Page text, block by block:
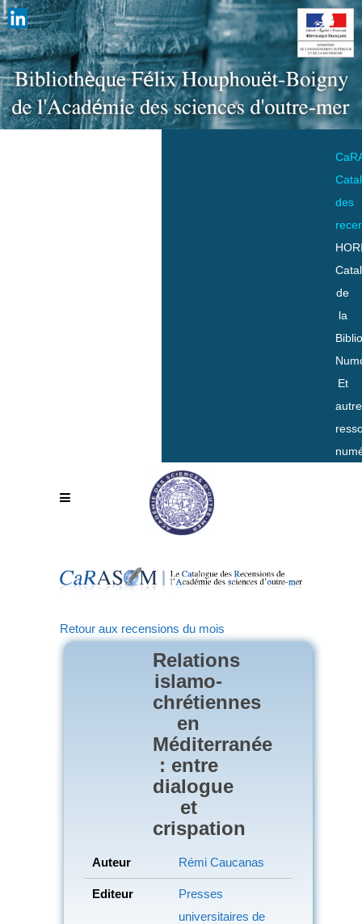
des
de
la
Et
Retour aux recensions du mois
Relations
islamo-
chrétiennes
en
Méditerranée
: entre
dialogue
et
crispation
Auteur Rémi Caucanas
Editeur
Presses
universitaires de